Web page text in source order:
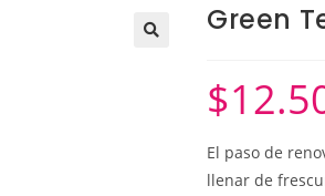
Green
$
El paso de
llenar de